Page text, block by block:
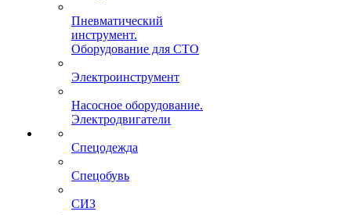
Пневматический
инструмент.
Оборудование для СТО
Электроинструмент
Насосное оборудование.
Электродвигатели
Спецодежда
Спецобувь
СИЗ